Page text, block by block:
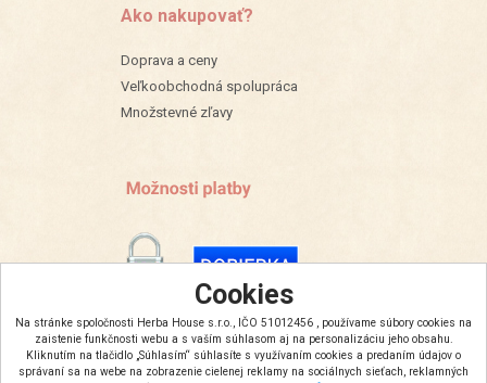
Cookies
Na stránke spoločnosti Herba House s.r.o., IČO 51012456 , používame súbory cookies na
zaistenie funkčnosti webu a s vaším súhlasom aj na personalizáciu jeho obsahu.
Kliknutím na tlačidlo „Súhlasím“ súhlasíte s využívaním cookies a predaním údajov o
správaní sa na webe na zobrazenie cielenej reklamy na sociálnych sieťach, reklamných
Ako nakupovať?
Doprava a ceny
Veľkoobchodná spolupráca
Množstevné zľavy